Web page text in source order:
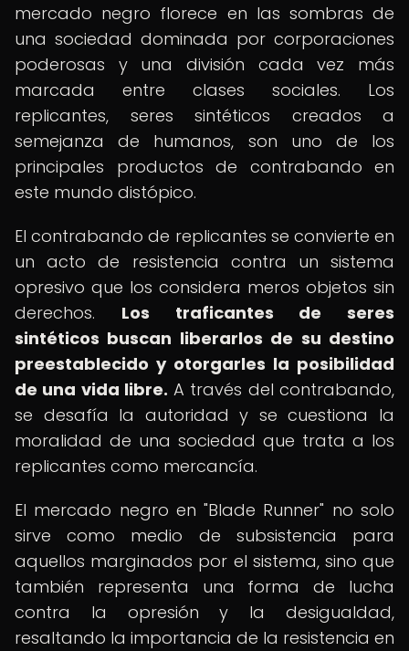
mercado negro florece en las sombras de
una sociedad dominada por corporaciones
poderosas y una división cada vez más
marcada entre clases sociales. Los
replicantes, seres sintéticos creados a
semejanza de humanos, son uno de los
principales productos de contrabando en
este mundo distópico.
El contrabando de replicantes se convierte en
un acto de resistencia contra un sistema
opresivo que los considera meros objetos sin
derechos. Los traficantes de seres
sintéticos buscan liberarlos de su destino
preestablecido y otorgarles la posibilidad
de una vida libre. A través del contrabando,
se desafía la autoridad y se cuestiona la
moralidad de una sociedad que trata a los
replicantes como mercancía.
El mercado negro en "Blade Runner" no solo
sirve como medio de subsistencia para
aquellos marginados por el sistema, sino que
también representa una forma de lucha
contra la opresión y la desigualdad,
resaltando la importancia de la resistencia en